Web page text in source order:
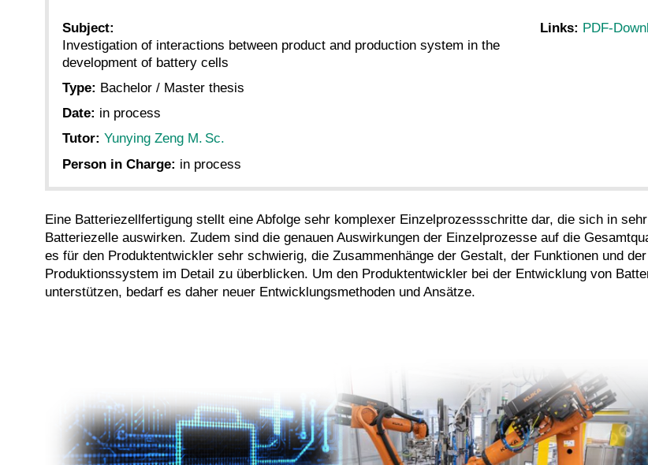
Subject:
Investigation of interactions between product and production system in the
development of battery cells
Type: Bachelor / Master thesis
Date: in process
Tutor: Yunying Zeng M. Sc.
Person in Charge: in process
Links: PDF-
Eine Batteriezellfertigung stellt eine Abfolge sehr komplexer Einzelprozessschritte dar, die sich in
Batteriezelle auswirken. Zudem sind die genauen Auswirkungen der Einzelprozesse auf die
es für den Produktentwickler sehr schwierig, die Zusammenhänge der Gestalt, der Funktionen und
Produktionssystem im Detail zu überblicken. Um den Produktentwickler bei der Entwicklung von
unterstützen, bedarf es daher neuer Entwicklungsmethoden und Ansätze.